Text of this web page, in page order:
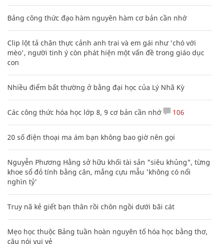
Bảng công thức đạo hàm nguyên hàm cơ bản cần nhớ
Clip lột tả chân thực cảnh anh trai và em gái như 'chó với
mèo', người tinh ý còn phát hiện một vấn đề trong giáo dục
con
Nhiều điểm bất thường ở bằng đại học của Lý Nhã Kỳ
Các công thức hóa học lớp 8, 9 cơ bản cần nhớ 106
20 số điện thoại ma ám bạn không bao giờ nên gọi
Nguyễn Phương Hằng sở hữu khối tài sản "siêu khủng", từng
khoe sổ đỏ tính bằng cân, mắng cựu mẫu 'không có nổi
nghìn tỷ'
Truy nã kẻ giết bạn thân rồi chôn ngồi dưới bãi cát
Mẹo học thuộc Bảng tuần hoàn nguyên tố hóa học bằng thơ,
câu nói vui vẻ